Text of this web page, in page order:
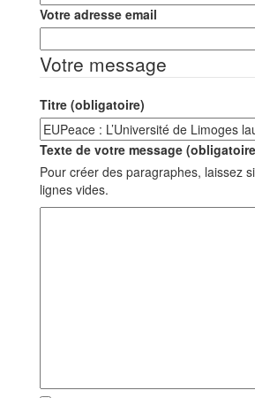
Votre adresse email
Votre message
Titre (obligatoire)
Texte de votre message
Pour créer des paragraphes, laissez
lignes vides.